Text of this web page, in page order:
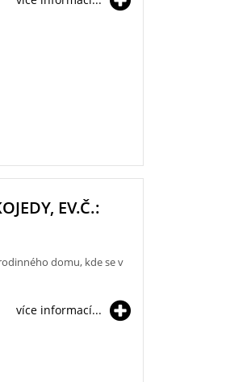
EV.Č.:
domu, kde se v
více informací...